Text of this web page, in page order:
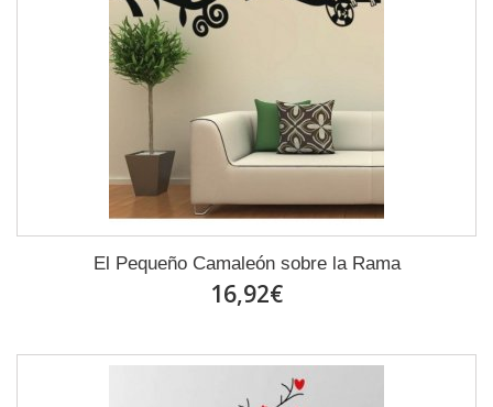
El Pequeño Camaleón sobre la Rama
16,92€